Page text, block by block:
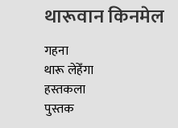
थारूवान किनमेल
गहना
थारू लेहेँगा
हस्तकला
पुस्तक